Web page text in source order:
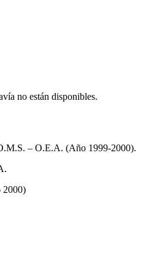
no están disponibles.
– O.E.A. (Año 1999-2000).
2000)